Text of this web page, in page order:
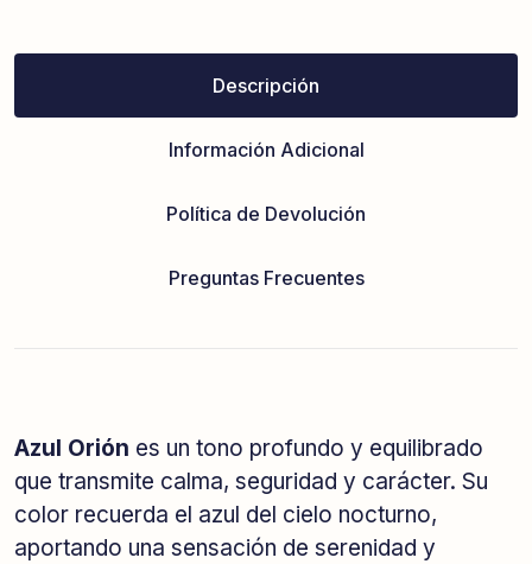
Descripción
Información Adicional
Política de Devolución
Preguntas Frecuentes
Azul Orión es un tono profundo y equilibrado
que transmite calma, seguridad y carácter. Su
color recuerda el azul del cielo nocturno,
aportando una sensación de serenidad y